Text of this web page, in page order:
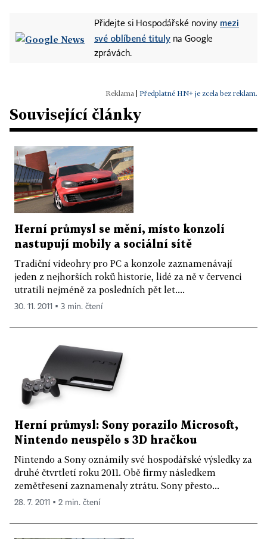
Přidejte si Hospodářské noviny mezi
své oblíbené tituly na Google
zprávách.
Předplatné HN+ je zcela bez reklam.
Související články
Herní průmysl se mění, místo konzolí
nastupují mobily a sociální sítě
Tradiční videohry pro PC a konzole zaznamenávají
jeden z nejhorších roků historie, lidé za ně v červenci
utratili nejméně za posledních pět let....
30. 11. 2011 ▪ 3 min. čtení
Herní průmysl: Sony porazilo Microsoft,
Nintendo neuspělo s 3D hračkou
Nintendo a Sony oznámily své hospodářské výsledky za
druhé čtvrtletí roku 2011. Obě firmy následkem
zemětřesení zaznamenaly ztrátu. Sony přesto...
28. 7. 2011 ▪ 2 min. čtení